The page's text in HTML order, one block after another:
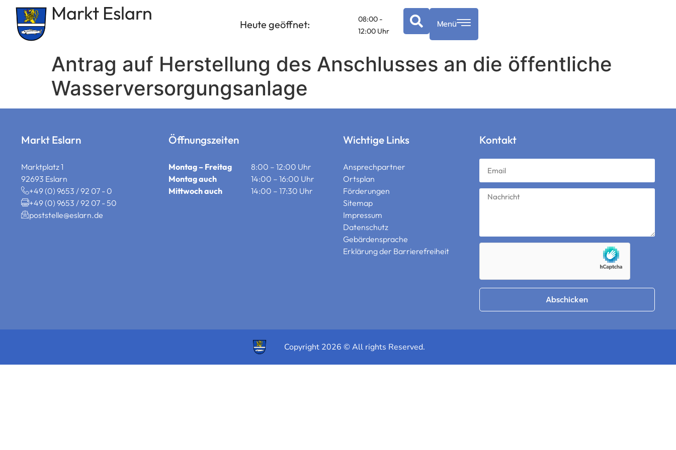
springen
Markt Eslarn
Heute geöffnet:
08:00 -
12:00 Uhr
Menü
Antrag auf Herstellung des Anschlusses an die öffentliche
Wasserversorgungsanlage
Markt Eslarn
Marktplatz 1
92693 Eslarn
+49 (0) 9653 / 92 07 - 0
+49 (0) 9653 / 92 07 - 50
poststelle@eslarn.de
Öffnungszeiten
Montag – Freitag
8:00 – 12:00 Uhr
Montag auch
14:00 – 16:00 Uhr
Mittwoch auch
14:00 – 17:30 Uhr
Wichtige Links
Ansprechpartner
Ortsplan
Förderungen
Sitemap
Impressum
Datenschutz
Gebärdensprache
Erklärung der Barrierefreiheit
Kontakt
Abschicken
Copyright 2026 © All rights Reserved.